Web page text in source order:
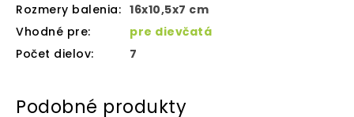
Rozmery balenia: 16x10,5x7 cm
Vhodné pre:
pre dievčatá
Počet dielov: 7